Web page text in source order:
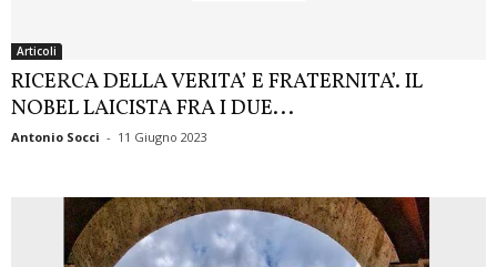
Articoli
RICERCA DELLA VERITA’ E FRATERNITA’. IL
NOBEL LAICISTA FRA I DUE...
Antonio Socci - 11 Giugno 2023